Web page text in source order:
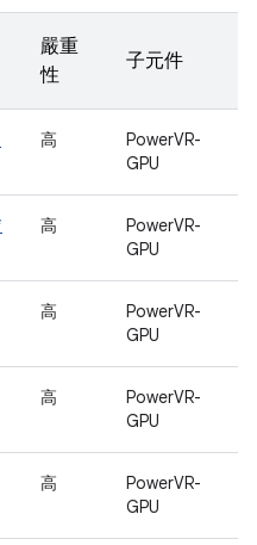
嚴重
性
子元件
高
PowerVR-
GPU
高
PowerVR-
GPU
高
PowerVR-
GPU
高
PowerVR-
GPU
高
PowerVR-
GPU